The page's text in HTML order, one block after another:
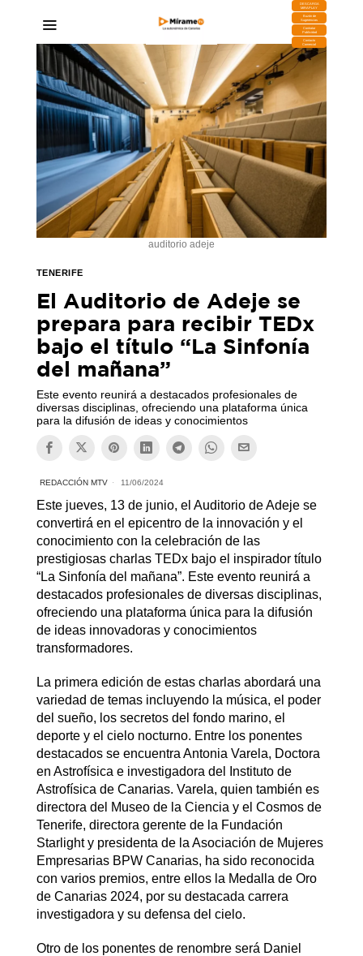
DESCARGA
MIRAPLAY
Buzón de
Sugerencias
Contratar
Publicidad
Contacto
Comercial
auditorio adeje
TENERIFE
El Auditorio de Adeje se
prepara para recibir TEDx
bajo el título “La Sinfonía
del mañana”
Este evento reunirá a destacados profesionales de
diversas disciplinas, ofreciendo una plataforma única
para la difusión de ideas y conocimientos
REDACCIÓN MTV 11/06/2024
Este jueves, 13 de junio, el Auditorio de Adeje se
convertirá en el epicentro de la innovación y el
conocimiento con la celebración de las
prestigiosas charlas TEDx bajo el inspirador título
“La Sinfonía del mañana”. Este evento reunirá a
destacados profesionales de diversas disciplinas,
ofreciendo una plataforma única para la difusión
de ideas innovadoras y conocimientos
transformadores.
La primera edición de estas charlas abordará una
variedad de temas incluyendo la música, el poder
del sueño, los secretos del fondo marino, el
deporte y el cielo nocturno. Entre los ponentes
destacados se encuentra Antonia Varela, Doctora
en Astrofísica e investigadora del Instituto de
Astrofísica de Canarias. Varela, quien también es
directora del Museo de la Ciencia y el Cosmos de
Tenerife, directora gerente de la Fundación
Starlight y presidenta de la Asociación de Mujeres
Empresarias BPW Canarias, ha sido reconocida
con varios premios, entre ellos la Medalla de Oro
de Canarias 2024, por su destacada carrera
investigadora y su defensa del cielo.
Otro de los ponentes de renombre será Daniel